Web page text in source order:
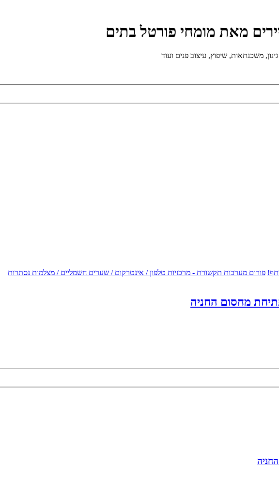
מאת מומחי פורטל בתים
משכנתאות, שיפוץ, עיצוב פנים ועוד
פורום מערכות תקשורת - מרכזיות טלפון / אינטרקום / שערים חשמליים / מצלמות נסתרות
מחסום החניה